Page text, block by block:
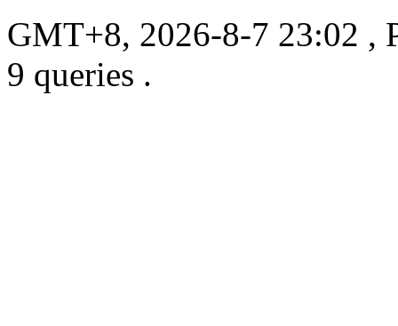
GMT+8, 2026-8-7 23:02 ,
9 queries .